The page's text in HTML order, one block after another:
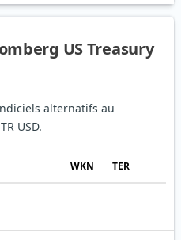
US Treasury
alternatifs au
USD.
WKN TER